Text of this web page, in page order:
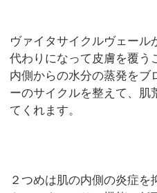
ヴァイタサイクルヴェール
代わりになって皮膚を覆う
内側からの水分の蒸発をブ
ーのサイクルを整えて、肌
てくれます。
２つめは肌の内側の炎症